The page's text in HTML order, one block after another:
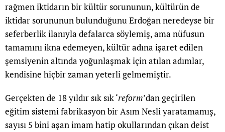
rağmen iktidarın bir kültür sorununun, kültürün de
iktidar sorununun bulunduğunu Erdoğan neredeyse bir
seferberlik ilanıyla defalarca söylemiş, ama nüfusun
tamamını ikna edemeyen, kültür adına işaret edilen
şemsiyenin altında yoğunlaşmak için atılan adımlar,
kendisine hiçbir zaman yeterli gelmemiştir.
Gerçekten de 18 yıldır sık sık ‘reform’dan geçirilen
eğitim sistemi fabrikasyon bir Asım Nesli yaratamamış,
sayısı 5 bini aşan imam hatip okullarından çıkan deist